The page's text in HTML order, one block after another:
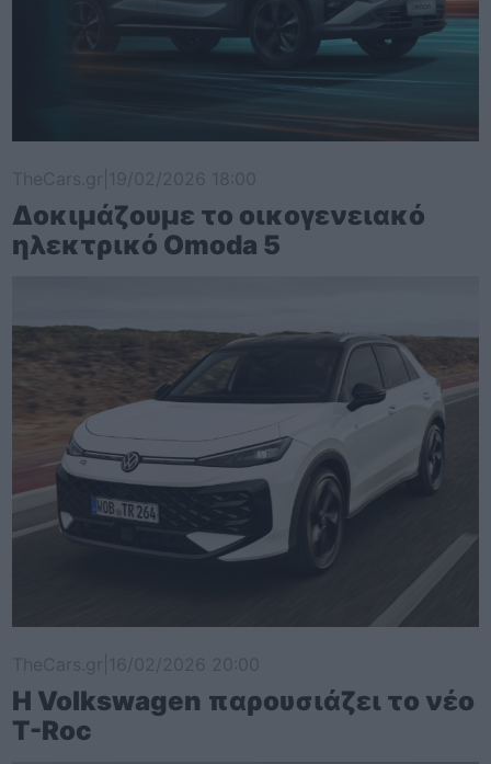
Δοκιμάζουμε το οικογενειακό
ηλεκτρικό Omoda 5
Η Volkswagen παρουσιάζει το νέο
T-Roc